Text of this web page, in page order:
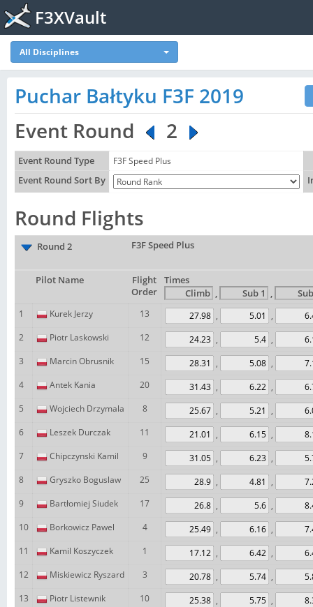
F3XVault
All Disciplines
Puchar Bałtyku F3F 2019
Event Round
2
Event Round Type
F3F Speed Plus
Event Round Sort By
Round Flights
Round 2 F3F Speed Plus
Pilot Name
Flight
Order
Times
,
,
1
Kurek Jerzy 13 ,
,
2
Piotr Laskowski 12 ,
,
3
Marcin Obrusnik 15 ,
,
4
Antek Kania 20 ,
,
5
Wojciech Drzymala 8 ,
,
6
Leszek Durczak 11 ,
,
7
Chipczynski Kamil 9 ,
,
8
Gryszko Boguslaw 25 ,
,
9
Bartłomiej Siudek 17 ,
,
10
Borkowicz Pawel 4 ,
,
11
Kamil Koszyczek 1 ,
,
12
Miskiewicz Ryszard 3 ,
,
13
Piotr Listewnik 10 ,
,